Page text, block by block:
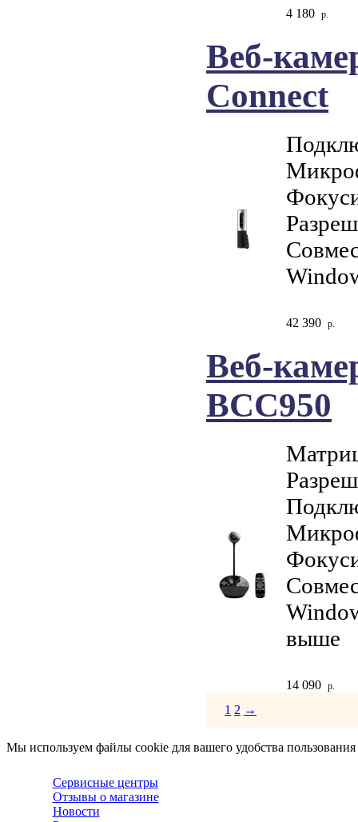
4 180 р.
Веб-
Connect
42 390 р.
Веб-
BCC950
выше
14 090 р.
1 2 →
Мы используем файлы cookie для вашего удобства
Сервисные центры
Отзывы о магазине
Новости